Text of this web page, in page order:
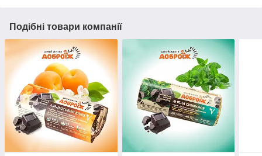
Подібні товари компанії